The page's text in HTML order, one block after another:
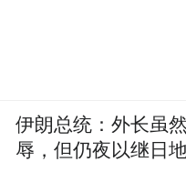
伊朗总统：外长虽
辱，但仍夜以继日